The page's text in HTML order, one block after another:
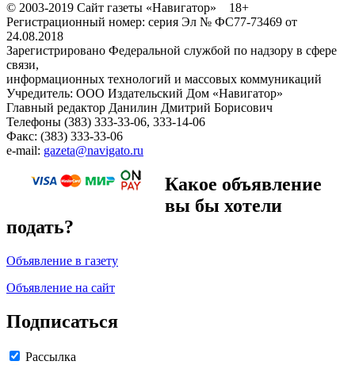
© 2003-2019 Сайт газеты «Навигатор» 18+
Регистрационный номер: серия Эл № ФС77-73469 от
24.08.2018
Зарегистрировано Федеральной службой по надзору в сфере
связи,
информационных технологий и массовых коммуникаций
Учредитель: ООО Издательский Дом «Навигатор»
Главный редактор Данилин Дмитрий Борисович
Телефоны (383) 333-33-06, 333-14-06
Факс: (383) 333-33-06
e-mail: gazeta@navigato.ru
Какое объявление
вы бы хотели
подать?
Объявление в газету
Объявление на сайт
Подписаться
Рассылка